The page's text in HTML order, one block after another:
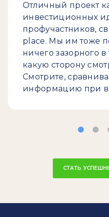
Отличный проект
инвестиционных
профучастников,
place. Мы им тоже
ничего зазорного в
какую сторону
Смотрите,
информацию при
СТАТЬ